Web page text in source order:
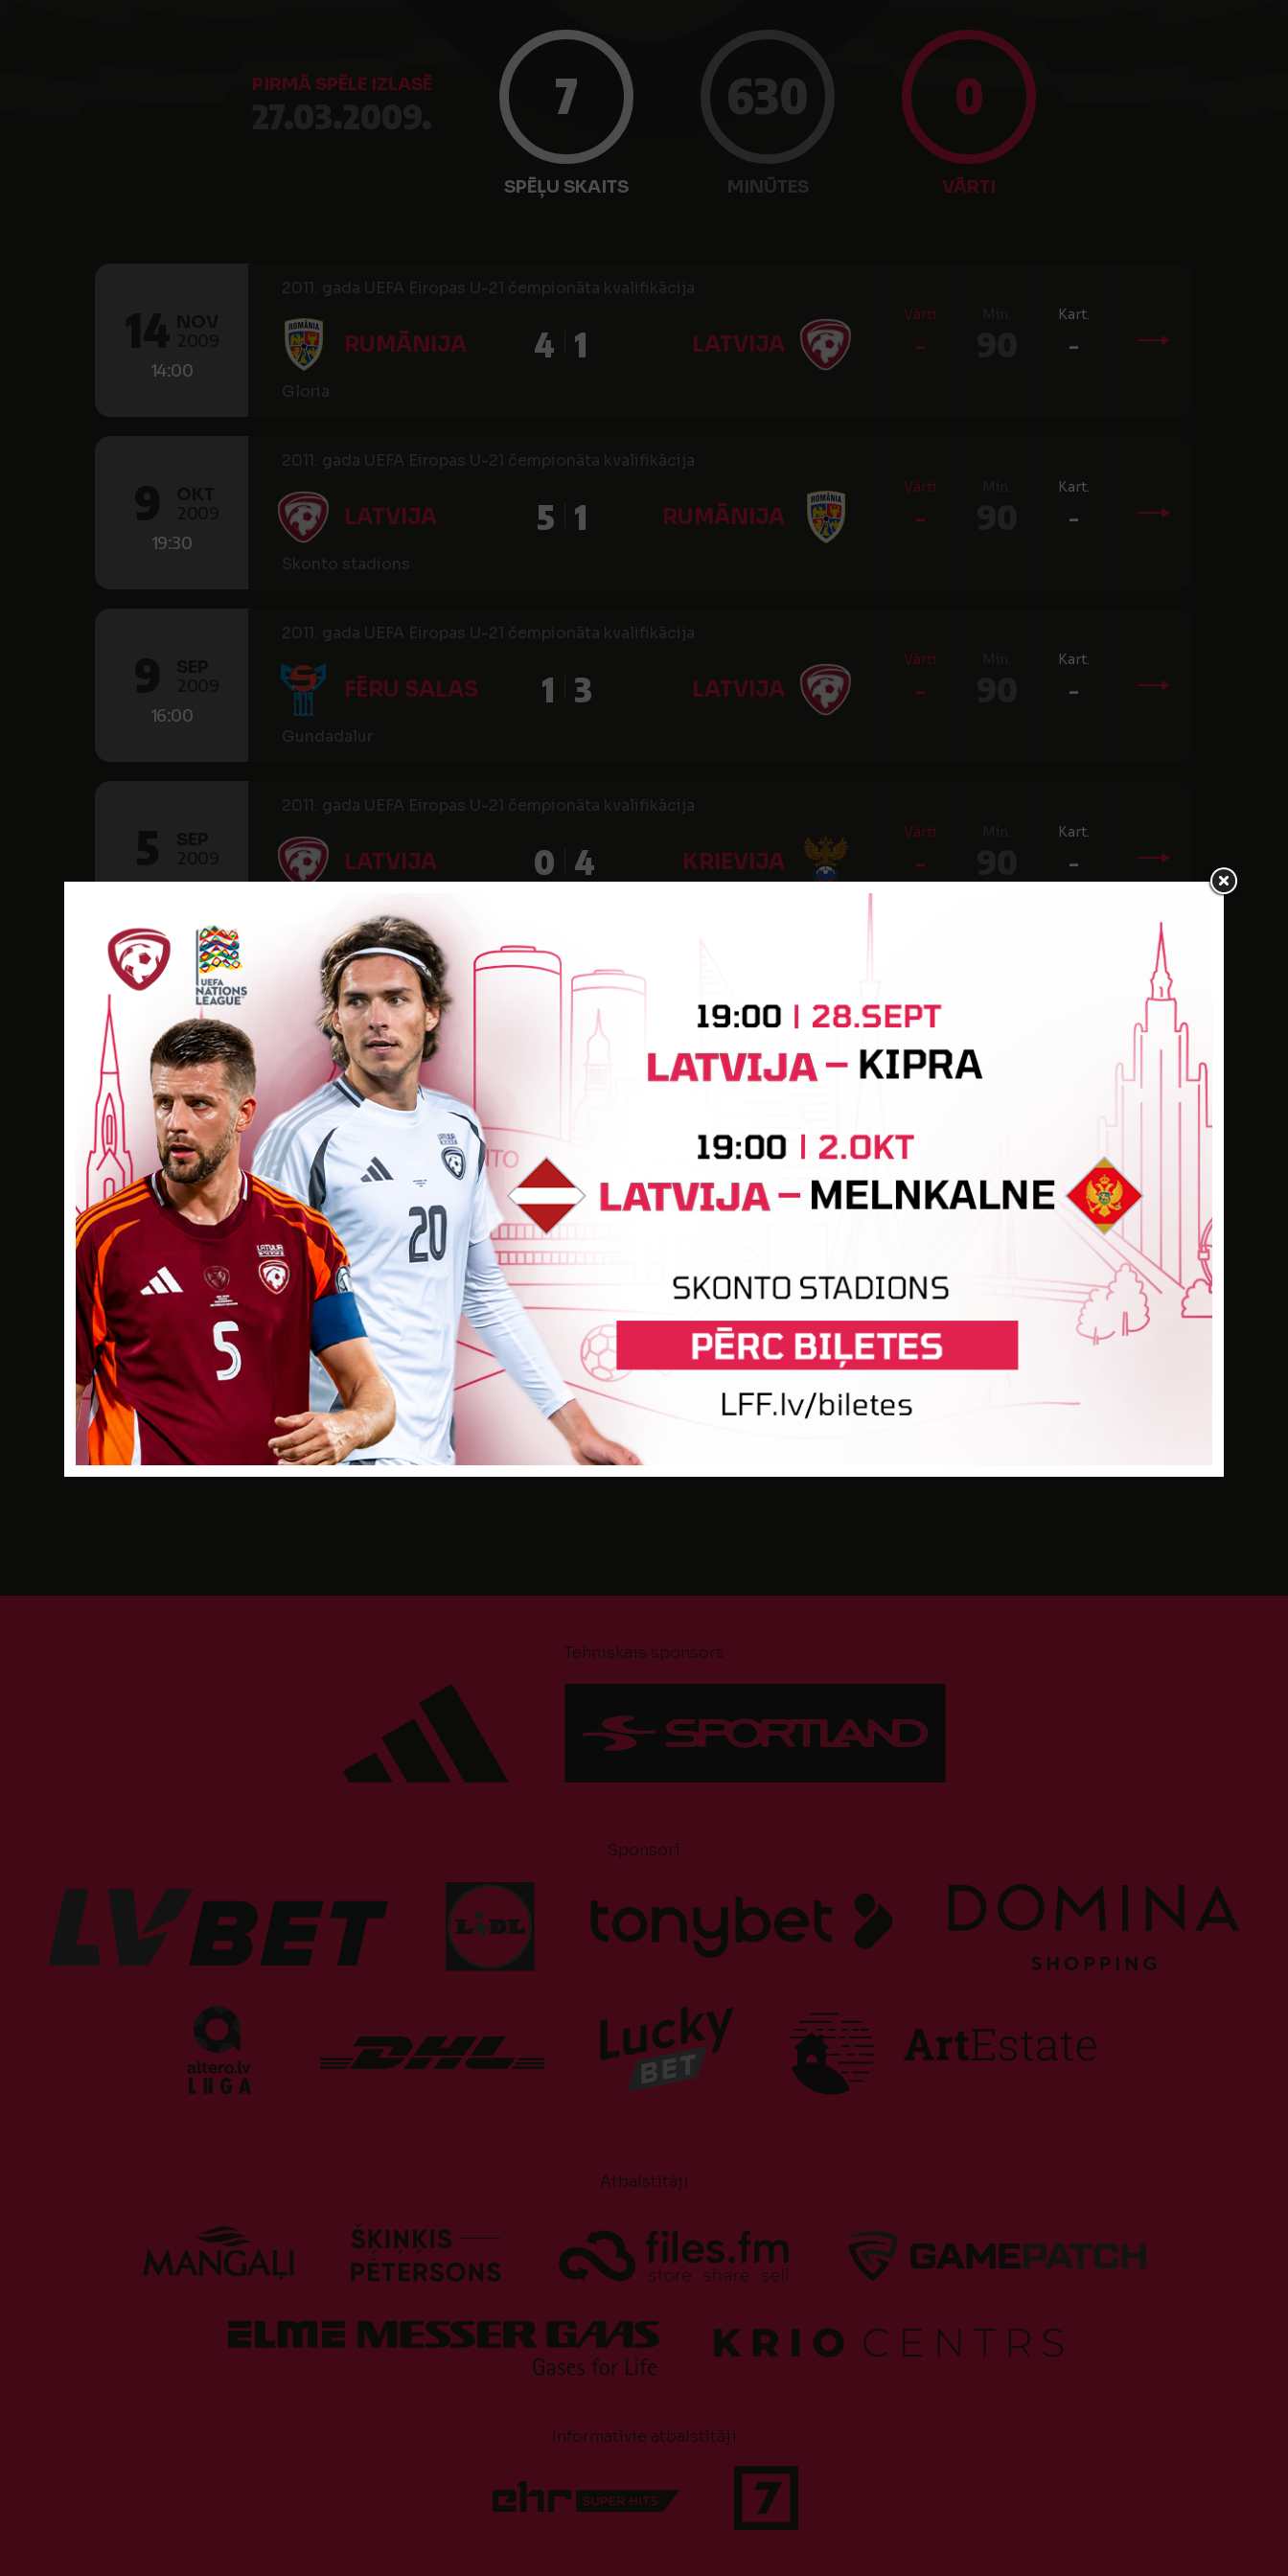
PIRMĀ SPĒLE IZLASĒ 7
SPĒĻU SKAITS
630
MINŪTES
0
VĀRTI
14:00
2011. gada UEFA Eiropas U-21 čempionāta kvalifikācija
RUMĀNIJA 4 LATVIJA
1
Gloria
Vārti
-
Kart.
-
19:30
2011. gada UEFA Eiropas U-21 čempionāta kvalifikācija
LATVIJA 5 RUMĀNIJA
1
Skonto stadions
Vārti
-
Kart.
-
16:00
2011. gada UEFA Eiropas U-21 čempionāta kvalifikācija
FĒRU SALAS 1 LATVIJA
3
Gundadalur
Vārti
-
Kart.
-
19:30
2011. gada UEFA Eiropas U-21 čempionāta kvalifikācija
LATVIJA 0 KRIEVIJA
4
Stadions “Daugava”, Liepāja
Vārti
-
Kart.
-
12 AUG
2009
20:00
2011. gada UEFA Eiropas U-21 čempionāta kvalifikācija
MOLDOVA LATVIJA
0
Stadionul Sheriff
Vārti
-
6 JŪN
2009
19:00
2011. gada UEFA Eiropas U-21 čempionāta kvalifikācija
LATVIJA 4 ANDORA
0
Skonto stadions
Vārti
-
Min.
90
Kart.
-
27 MAR
2009
15:00
U-21 izlases pārbaudes spēle
LATVIJA 2 2
OSC halle
Vārti
- 90
Tehniskais sponsors
Sponsori
Atbalstītāji
Informatīvie atbalstītāji